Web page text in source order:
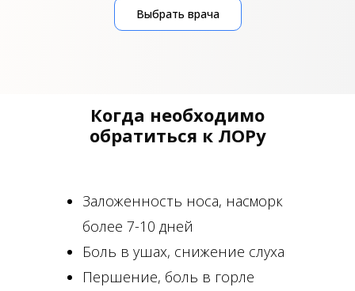
Выбрать врача
Когда необходимо
обратиться к ЛОРу
Заложенность носа, насморк
более 7-10 дней
Боль в ушах, снижение слуха
Першение, боль в горле